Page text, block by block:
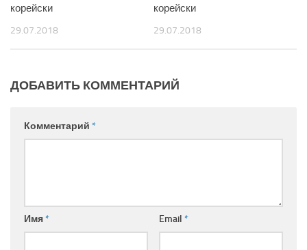
корейски
29.07.2018
корейски
29.07.2018
ДОБАВИТЬ КОММЕНТАРИЙ
Комментарий *
Имя* Email *